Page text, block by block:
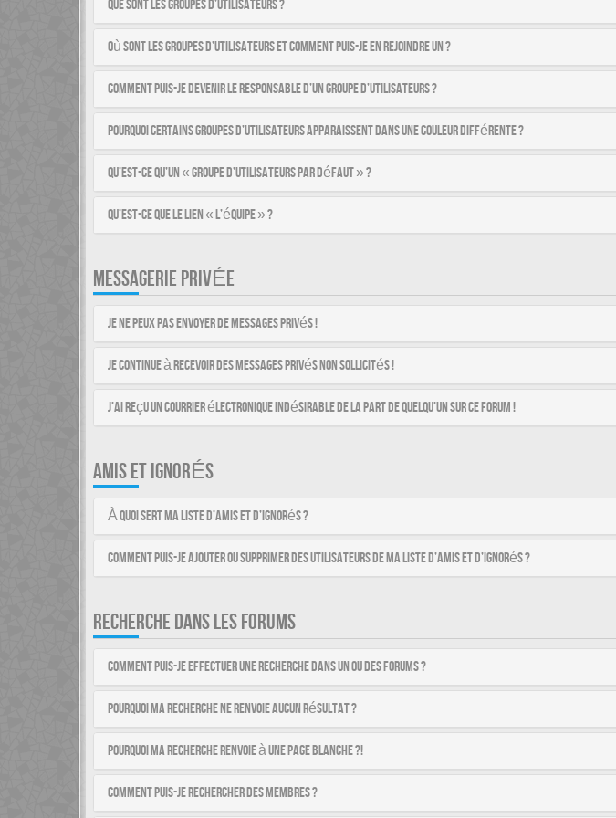
Que sont les groupes d’utilisateurs ?
Où sont les groupes d’utilisateurs et comment puis-je en rejoindre un ?
Comment puis-je devenir le responsable d’un groupe d’utilisateurs ?
Pourquoi certains groupes d’utilisateurs apparaissent dans une couleur différente ?
Qu’est-ce qu’un « groupe d’utilisateurs par défaut » ?
Qu’est-ce que le lien « L’équipe » ?
MESSAGERIE PRIVÉE
Je ne peux pas envoyer de messages privés !
Je continue à recevoir des messages privés non sollicités !
J’ai reçu un courrier électronique indésirable de la part de quelqu’un sur ce forum !
AMIS ET IGNORÉS
À quoi sert ma liste d’amis et d’ignorés ?
Comment puis-je ajouter ou supprimer des utilisateurs de ma liste d’amis et d’ignorés ?
RECHERCHE DANS LES FORUMS
Comment puis-je effectuer une recherche dans un ou des forums ?
Pourquoi ma recherche ne renvoie aucun résultat ?
Pourquoi ma recherche renvoie à une page blanche ?!
Comment puis-je rechercher des membres ?